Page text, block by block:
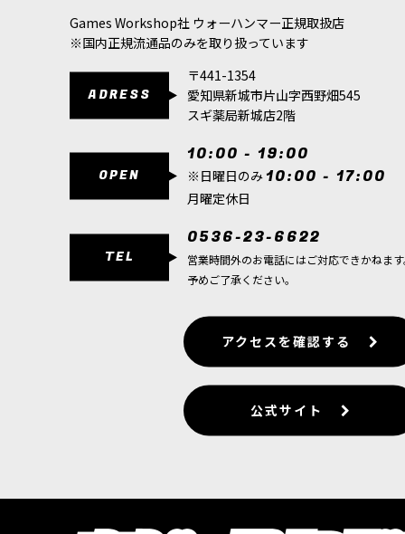
◆取り寄せ商品◆[オールドワールド] ウッドエ
12,800円(税込)
ゲーム「Warhammer: The Old World」ウッド
て再登場。…
(税込)
ただいま売り切れ中
ゲーム「Warhammer: The Old World」ウッ
◆取り寄せ商品◆[オールドワールド] ウッドエ
(税込)
ゲーム「Warhammer: The Old World」ウッド
再登場。※【…
◆取り寄せ商品◆[オールドワールド] ハイエル
(税込)
ただいま売り切れ中
Games Workshop社 ウォーハンマー正規取扱店
※国内正規流通品のみを取り扱っています
ADRESS
〒441-1354
愛知県新城市片山字西野畑545
スギ薬局新城店2階
OPEN
10:00 - 19:00
※日曜日のみ 10:00 - 17:00
月曜定休日
TEL
0536-23-6622
営業時間外のお電話にはご対応できかねま
予めご了承ください。
アクセスを確認する
公式サイト